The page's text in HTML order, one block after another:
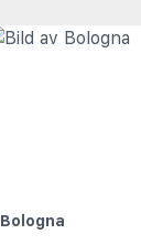
Bologna